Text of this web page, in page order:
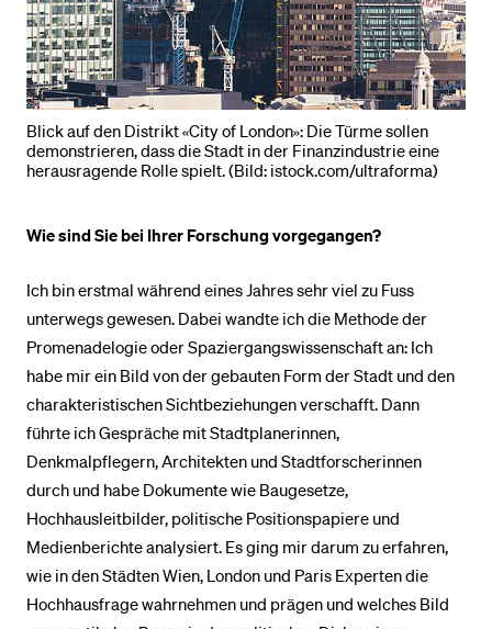
Blick auf den Distrikt «City of London»: Die Türme sollen
demonstrieren, dass die Stadt in der Finanzindustrie eine
herausragende Rolle spielt. (Bild: istock.com/ultraforma)
Wie sind Sie bei Ihrer Forschung vorgegangen?
Ich bin erstmal während eines Jahres sehr viel zu Fuss
unterwegs gewesen. Dabei wandte ich die Methode der
Promenadelogie oder Spaziergangswissenschaft an: Ich
habe mir ein Bild von der gebauten Form der Stadt und den
charakteristischen Sichtbeziehungen verschafft. Dann
führte ich Gespräche mit Stadtplanerinnen,
Denkmalpflegern, Architekten und Stadtforscherinnen
durch und habe Dokumente wie Baugesetze,
Hochhausleitbilder, politische Positionspapiere und
Medienberichte analysiert. Es ging mir darum zu erfahren,
wie in den Städten Wien, London und Paris Experten die
Hochhausfrage wahrnehmen und prägen und welches Bild